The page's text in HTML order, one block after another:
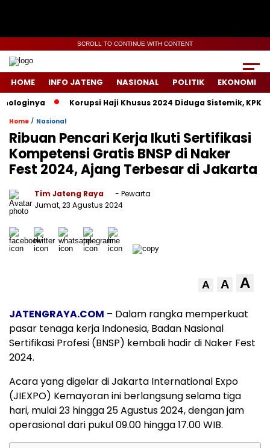
SCROLL TO CONTINUE WITH CONTENT
HOME INFO JATENG NASIONAL POLITIK EKONOMI
Korupsi Haji Khusus 2024 Diduga Sistemik, KPK
Home / Nasional
Ribuan Pencari Kerja Ikuti Sertifikasi
Kompetensi Gratis BNSP di Naker
Fest 2024, Ajang Terbesar di Jakarta
Tim Jateng Raya
- Pewarta
Jumat, 23 Agustus 2024
A A A
JATENGRAYA.COM – Dalam rangka memperkuat
pasar tenaga kerja Indonesia, Badan Nasional
Sertifikasi Profesi (BNSP) kembali hadir di Naker Fest
2024.
Acara yang digelar di Jakarta International Expo
(JIEXPO) Kemayoran ini berlangsung selama tiga
hari, mulai 23 hingga 25 Agustus 2024, dengan jam
operasional dari pukul 09.00 hingga 17.00 WIB.